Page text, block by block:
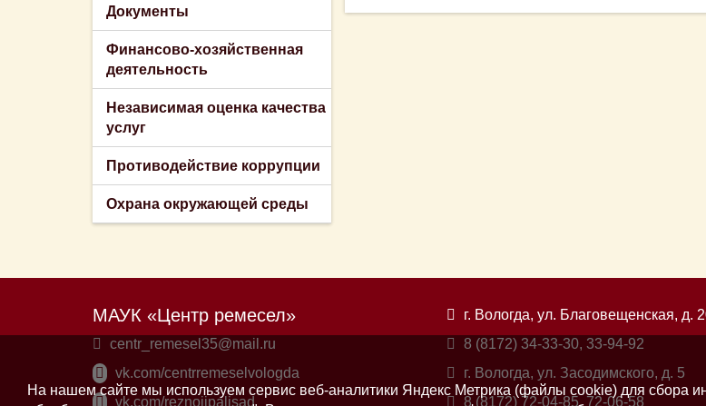
Документы
Финансово-хозяйственная
деятельность
Независимая оценка качества
услуг
Противодействие коррупции
Охрана окружающей среды
На нашем сайте мы используем сервис веб-аналитики Яндекс Метрика (файлы cookie) для сбора
МАУК «Центр ремесел»
centr_remesel35@mail.ru
vk.com/centrremeselvologda
vk.com/reznoiipalisad
г. Вологда, ул. Благовещенская, д.
8 (8172) 34-33-30, 33-94-92
г. Вологда, ул. Засодимского, д. 5
8 (8172) 72-04-85, 72-06-58